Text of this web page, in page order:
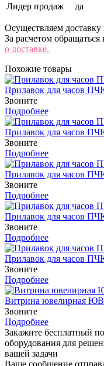
Лидер продаж
да
Осуществляем
За расчетом
о доставке.
Похожие товары
Прилавок для часов
Звоните
Подробнее
Прилавок для часов
Звоните
Подробнее
Прилавок для часов
Звоните
Подробнее
Прилавок для часов
Звоните
Подробнее
Прилавок для часов
Звоните
Подробнее
Витрина ювелирная
Звоните
Подробнее
Закажите бесплатный
оборудования для
вашей задачи
Ваше сообщение